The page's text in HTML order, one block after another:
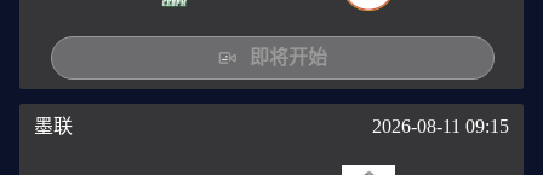
即将开始
墨联 2026-08-11 09:15